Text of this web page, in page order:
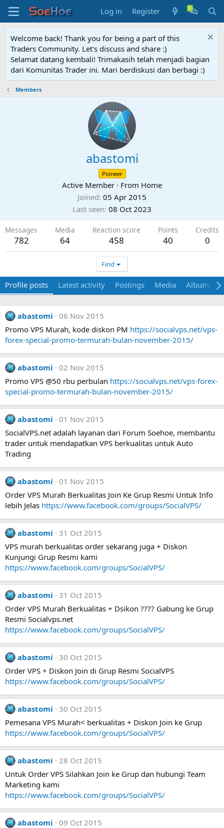
Log in Register
Welcome back! Thank you for being a part of this
Traders Community. Let's discuss and share :)
Selamat datang kembali! Trimakasih telah menjadi bagian
dari Komunitas Trader ini. Mari berdiskusi dan berbagi :)
Members
abastomi
Pioneer
Active Member · From Home
Joined 05 Apr 2015
Last seen 08 Oct 2023
Messages
782
Media
64
Reaction score
458
Points
40
Credits
0
Find
Profile posts Latest activity Postings Media Albums
abastomi
06 Nov 2015
Promo VPS Murah, kode diskon PM https://socialvps.net/vps-
forex-special-promo-termurah-bulan-november-2015/
abastomi
02 Nov 2015
Promo VPS @50 rbu perbulan https://socialvps.net/vps-forex-
special-promo-termurah-bulan-november-2015/
abastomi
01 Nov 2015
SocialVPS.net adalah layanan dari Forum Soehoe, membantu
trader untuk mendapatkan VPS berkualitas untuk Auto
Trading
abastomi
01 Nov 2015
Order VPS Murah Berkualitas Join Ke Grup Resmi Untuk Info
lebih Jelas https://www.facebook.com/groups/SocialVPS/
abastomi
31 Oct 2015
VPS murah berkualitas order sekarang juga + Diskon
Kunjungi Grup Resmi kami
https://www.facebook.com/groups/SocialVPS/
abastomi
31 Oct 2015
Order VPS Murah Berkualitas + Dsikon ???? Gabung ke Grup
Resmi Socialvps.net
https://www.facebook.com/groups/SocialVPS/
abastomi
30 Oct 2015
Order VPS + Diskon Join di Grup Resmi SocialVPS
https://www.facebook.com/groups/SocialVPS/
abastomi
30 Oct 2015
Pemesana VPS Murah< berkualitas + Diskon Join ke Grup
https://www.facebook.com/groups/SocialVPS/
abastomi
28 Oct 2015
Untuk Order VPS Silahkan Join ke Grup dan hubungi Team
Marketing kami
https://www.facebook.com/groups/SocialVPS/
abastomi
09 Oct 2015